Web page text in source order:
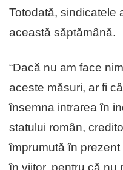
Totodată, sindicatele
această săptămână.
“Dacă nu am face
aceste măsuri, ar fi
însemna intrarea în
statului român,
împrumută în
în viitor, pentru că nu